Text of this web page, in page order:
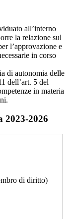
all’interno
la relazione sul
l’approvazione e
in corso
di autonomia delle
dell’art. 5 del
in materia
2023-2026
di diritto)